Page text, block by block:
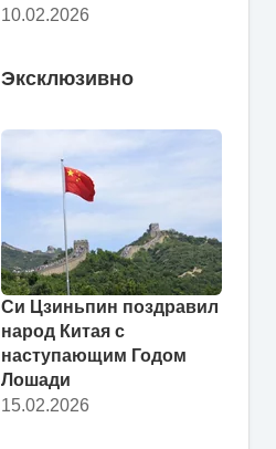
10.02.2026
Эксклюзивно
Си Цзиньпин поздравил
народ Китая с
наступающим Годом
Лошади
15.02.2026